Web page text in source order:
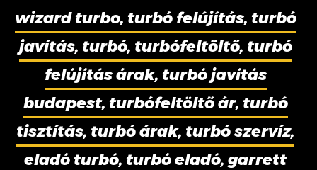
wizard turbo, turbó felújítás, turbó
javítás, turbó, turbófeltöltő, turbó
felújítás árak, turbó javítás
budapest, turbófeltöltő ár, turbó
tisztítás, turbó árak, turbó szervíz,
eladó turbó, turbó eladó, garrett